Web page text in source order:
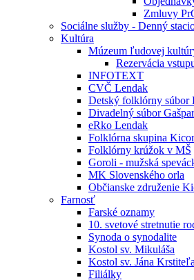
Zmluvy
Sociálne služby - Denný
Kultúra
Múzeum ľudovej
Rezervácia
INFOTEXT
CVČ Lendak
Detský folklórny súbor
Divadelný súbor
eRko Lendak
Folklórna skupina
Folklórny krúžok v MŠ
Goroli - mužská
MK Slovenského orla
Občianske združenie
Farnosť
Farské oznamy
10. svetové stretnutie
Synoda o synodalite
Kostol sv. Mikuláša
Kostol sv. Jána Krstiteľa
Filiálky